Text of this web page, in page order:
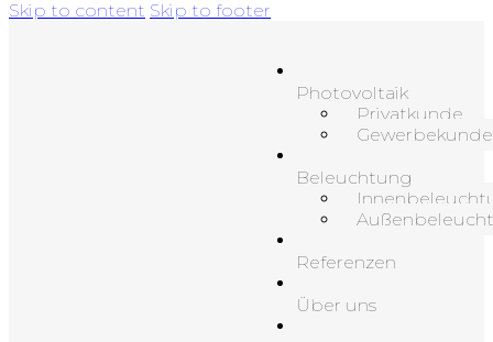
Skip to content Skip to footer
Photovoltaik
Privatkunde
Gewerbekunde
Beleuchtung
Referenzen
Über uns